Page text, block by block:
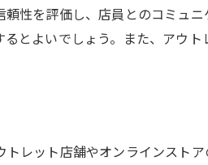
器浴槽をアウトレット価格で手
トでの価格交渉のコツ
証や返品ポリシーの確認方法
性を評価し、店員とのコミュ
とよいでしょう。また、アウ
レット店舗やオンラインスト